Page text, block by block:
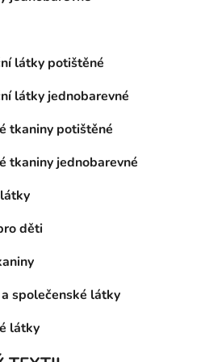
látky potištěné
látky jednobarevné
tkaniny potištěné
tkaniny jednobarevné
děti
společenské látky
látky